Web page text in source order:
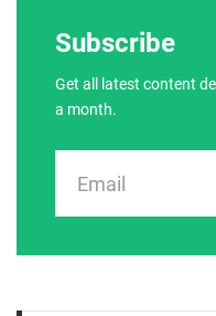
Subscribe
Get all latest content
a month.